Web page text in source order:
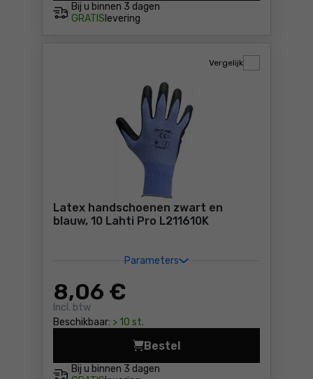
Bij u binnen 3 dagen
GRATIS levering
Latex handschoenen zwart en
blauw, 10 Lahti Pro L211610K
Parameters
8,06 €
Incl. btw
Beschikbaar: > 10 st.
Vergelijk
Bij u binnen 3 dagen
Bestel
Latex handschoenen zwart